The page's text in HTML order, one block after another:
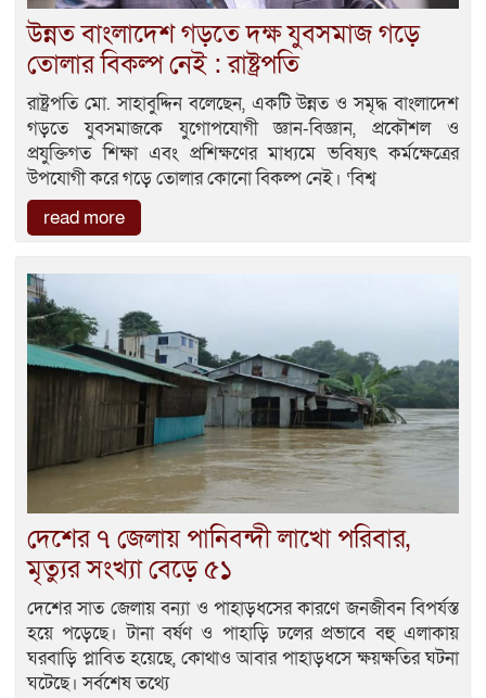
উন্নত বাংলাদেশ গড়তে দক্ষ যুবসমাজ গড়ে
তোলার বিকল্প নেই : রাষ্ট্রপতি
রাষ্ট্রপতি মো. সাহাবুদ্দিন বলেছেন, একটি উন্নত ও সমৃদ্ধ বাংলাদেশ
গড়তে যুবসমাজকে যুগোপযোগী জ্ঞান-বিজ্ঞান, প্রকৌশল ও
প্রযুক্তিগত শিক্ষা এবং প্রশিক্ষণের মাধ্যমে ভবিষ্যৎ কর্মক্ষেত্রের
উপযোগী করে গড়ে তোলার কোনো বিকল্প নেই। ‘বিশ্ব
read more
দেশের ৭ জেলায় পানিবন্দী লাখো পরিবার,
মৃত্যুর ‍সংখ্যা বেড়ে ৫১
দেশের সাত জেলায় বন্যা ও পাহাড়ধসের কারণে জনজীবন বিপর্যস্ত
হয়ে পড়েছে। টানা বর্ষণ ও পাহাড়ি ঢলের প্রভাবে বহু এলাকায়
ঘরবাড়ি প্লাবিত হয়েছে, কোথাও আবার পাহাড়ধসে ক্ষয়ক্ষতির ঘটনা
ঘটেছে। সর্বশেষ তথ্যে